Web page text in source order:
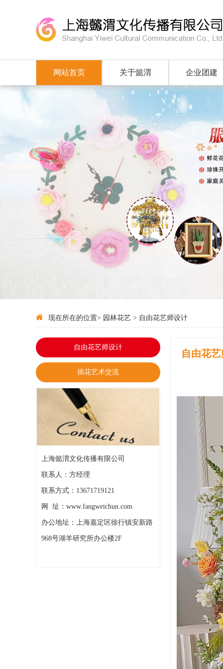
网站首页 关于懿渭 企业团建
现在所在的位置> 园林花艺 > 自由花艺师设计
自由花艺师设计
插花艺术交流
上海懿渭文化传播有限公司
联系人：方经理
联系方式：13671719121
网 址：www.fangweichun.com
办公地址：上海嘉定区徐行镇安新路
968号湖羊研究所办公楼2F
自由花